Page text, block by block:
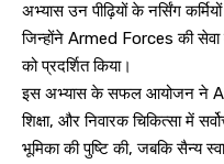
अभ्यास उन पीढ़ियों के नर्सिंग
जिन्होंने Armed Forces की
को प्रदर्शित किया।
इस अभ्यास के सफल आयोजन ने
शिक्षा, और निवारक चिकित्सा में
भूमिका की पुष्टि की, जबकि सैन्य